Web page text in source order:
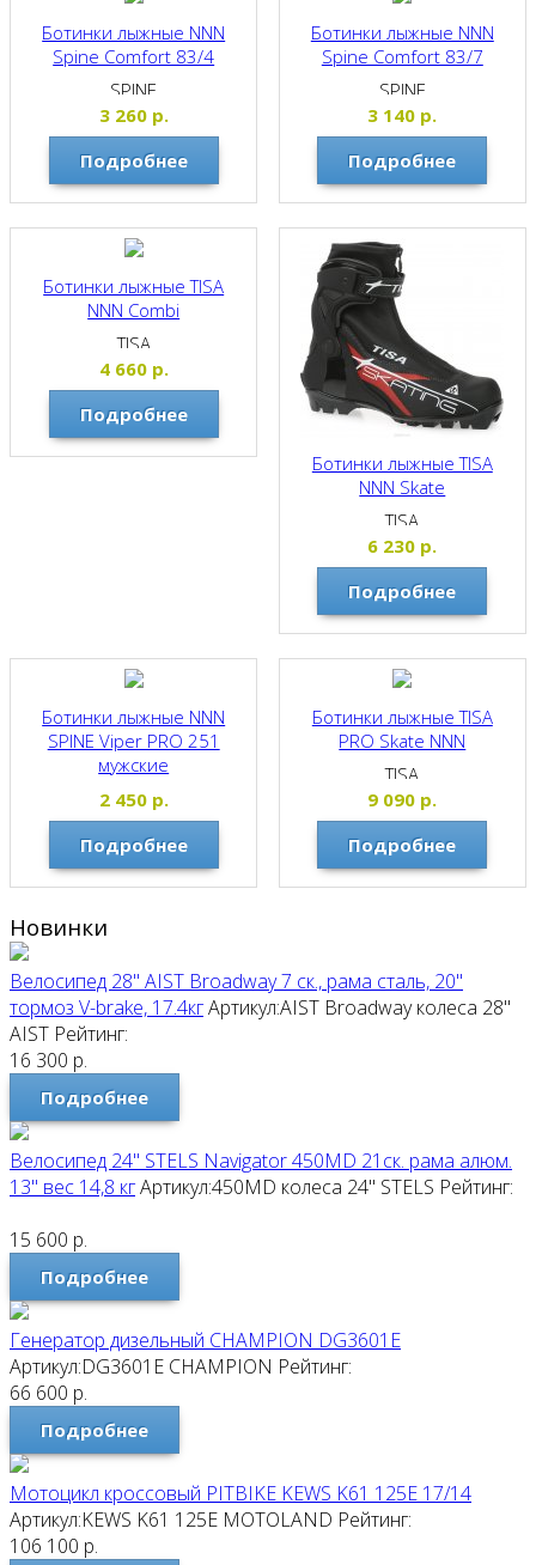
Ботинки лыжные NNN
Spine Comfort 83/4
SPINE
3 260р.
Подробнее
Ботинки лыжные NNN
Spine Comfort 83/7
SPINE
3 140 р.
Подробнее
Ботинки лыжные TISA
NNN Combi
TISA
4 660р.
Подробнее
Ботинки лыжные TISA
NNN Skate
TISA
6 230 р.
Подробнее
Ботинки лыжные NNN
SPINE Viper PRO 251
мужские
SPINE
2 450р.
Подробнее
Ботинки лыжные TISA
PRO Skate NNN
TISA
9 090 р.
Подробнее
Новинки
Велосипед 28" AIST Broadway 7 ск., рама сталь, 20"
тормоз V-brake, 17.4кгАртикул:AIST Broadway колеса 28"
AIST Рейтинг:
16 300 р.
Подробнее
Велосипед 24" STELS Navigator 450MD 21ск. рама алюм.
13" вес 14,8 кгАртикул:450MD колеса 24" STELS Рейтинг:
15 600 р.
Подробнее
Генератор дизельный CHAMPION DG3601E
Артикул:DG3601E CHAMPION Рейтинг:
66 600 р.
Подробнее
Мотоцикл кроссовый PITBIKE KEWS K61 125E 17/14
Артикул:KEWS K61 125E MOTOLAND Рейтинг:
106 100 р.